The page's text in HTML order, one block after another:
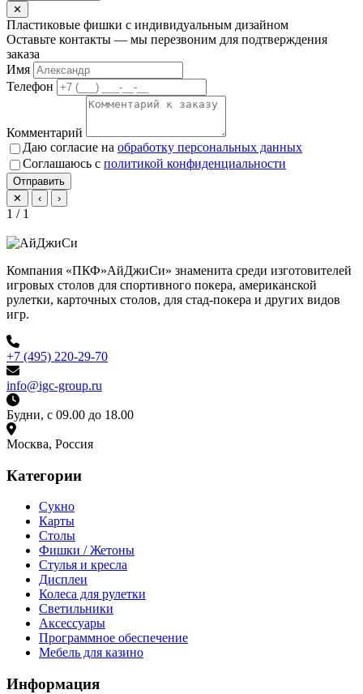
✕
Пластиковые фишки с индивидуальным дизайном
Оставьте контакты — мы перезвоним для подтверждения
заказа
Имя
Телефон
Комментарий
Даю согласие на обработку персональных данных
Соглашаюсь с политикой конфиденциальности
Отправить
✕
‹ ›
1 / 1
Компания «ПКФ»АйДжиСи» знаменита среди изготовителей
игровых столов для спортивного покера, американской
рулетки, карточных столов, для стад-покера и других видов
игр.
+7 (495) 220-29-70
info@igc-group.ru
Будни, с 09.00 до 18.00
Москва, Россия
Категории
Сукно
Карты
Столы
Фишки / Жетоны
Стулья и кресла
Дисплеи
Колеса для рулетки
Светильники
Аксессуары
Программное обеспечение
Мебель для казино
Информация